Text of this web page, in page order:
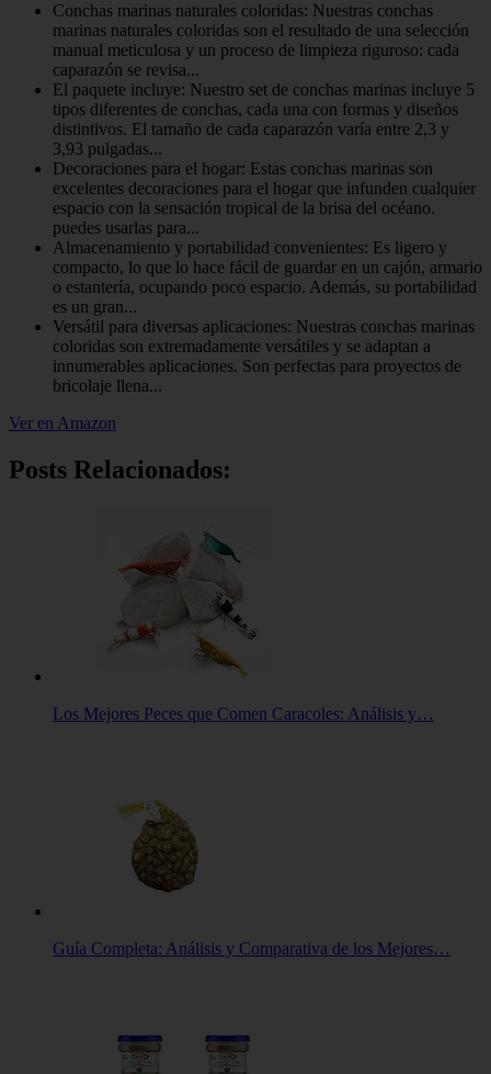
Conchas marinas naturales coloridas​: Nuestras conchas
marinas naturales coloridas son el resultado de una selección
manual meticulosa y un proceso de limpieza riguroso: cada
caparazón se revisa...
El paquete incluye​: Nuestro set de conchas marinas incluye 5
tipos diferentes de conchas, cada una con formas y diseños
distintivos. El tamaño de cada caparazón varía entre 2,3 y
3,93 pulgadas...
Decoraciones para el hogar​: Estas conchas marinas son
excelentes decoraciones para el hogar que infunden cualquier
espacio con la sensación tropical de la brisa del océano.
puedes usarlas para...
Almacenamiento y portabilidad convenientes​: Es ligero y
compacto, lo que lo hace fácil de guardar en un cajón, armario
o estantería, ocupando poco espacio. Además, su portabilidad
es un gran...
Versátil para diversas aplicaciones​: Nuestras conchas marinas
coloridas son extremadamente versátiles y se adaptan a
innumerables aplicaciones. Son perfectas para proyectos de
bricolaje llena...
Ver en Amazon
Posts Relacionados:
Los Mejores Peces que Comen Caracoles: Análisis y…
Guía Completa: Análisis y Comparativa de los Mejores…